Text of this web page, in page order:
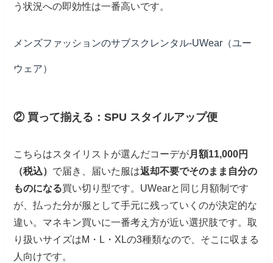
う状況への即効性は一番高いです。
メンズファッションのサブスクレンタル-UWear（ユー
ウェア）
② 買って揃える：SPU スタイルアップ便
こちらはスタイリストが選んだコーデが月額11,000円
（税込） で届き、届いた服は返却不要でそのまま自分の
ものになる買い切り型です。UWearと同じ月額制です
が、払った分が服として手元に残っていくのが決定的な
違い。マネキン買いに一番考え方が近い選択肢です。取
り扱いサイズはM・L・XLの3種類なので、そこに収まる
人向けです。